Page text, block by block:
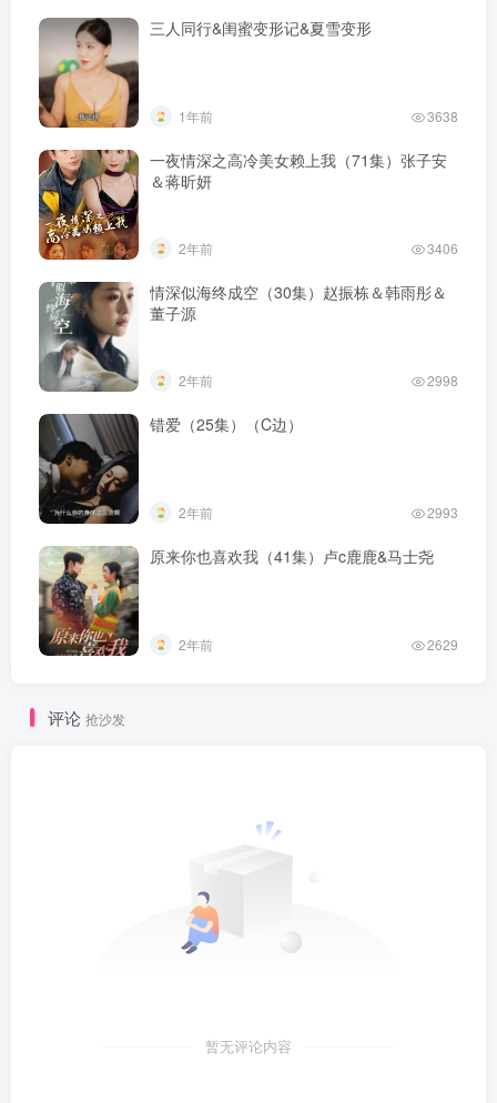
三人同行&闺蜜变形记&夏雪变形
1年前 3638
一夜情深之高冷美女赖上我（71集）张子安
＆蒋昕妍
2年前 3406
情深似海终成空（30集）赵振栋＆韩雨彤＆
董子源
2年前 2998
错爱（25集）（C边）
2年前 2993
原来你也喜欢我（41集）卢c鹿鹿&马士尧
2年前 2629
评论 抢沙发
暂无评论内容